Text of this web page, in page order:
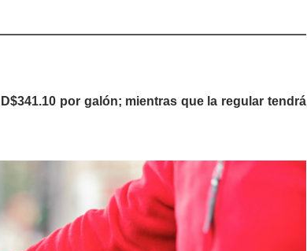
por galón; mientras que la regular tendrá